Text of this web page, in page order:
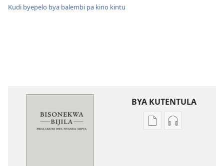
Kudi byepelo bya balembi pa kino kintu
BYA KUTENTULA
MisweloMiswelo